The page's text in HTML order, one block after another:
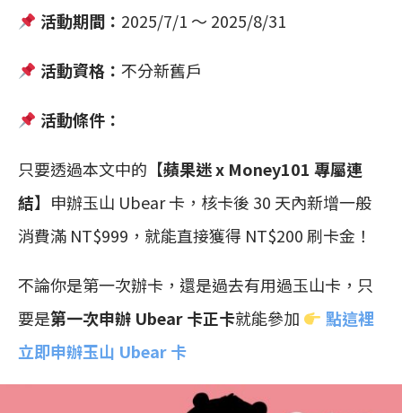
活動期間： 2025/7/1 ～ 2025/8/31
活動資格： 不分新舊戶
活動條件：
只要透過本文中的【蘋果迷 x Money101 專屬連
結】申辦玉山 Ubear 卡，核卡後 30 天內新增一般
消費滿 NT$999，就能直接獲得 NT$200 刷卡金！
不論你是第一次辦卡，還是過去有用過玉山卡，只
要是第一次申辦 Ubear 卡正卡就能參加
點這裡
立即申辦玉山 Ubear 卡